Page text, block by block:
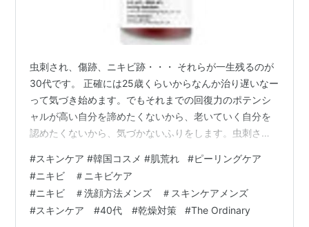
虫刺され、傷跡、ニキビ跡・・・ それらが一生残るのが
30代です。 正確には25歳くらいからなんか治り遅いなー
って気づき始めます。でもそれまでの回復力のポテンシ
ャルが高い自分を諦めたくないから、老いていく自分を
認めたくないから、気づかないふりをします。虫刺され
間に一生ものの傷跡の出来上がり！ 今回はニキビ跡、小
鼻のざらつき、色素沈着に抜群に効くピーリングについ
てお話させてください。 【 The Ordinary 血みどろピー
リング 】 【エクスプレス便】【The Ordinary.】AHA
#スキンケア #韓国コスメ #肌荒れ #ピーリングケア
#ニキビ ＃ニキビケア
#ニキビ ＃洗顔方法メンズ ＃スキンケアメンズ
#スキンケア #40代 #乾燥対策 #The Ordinary